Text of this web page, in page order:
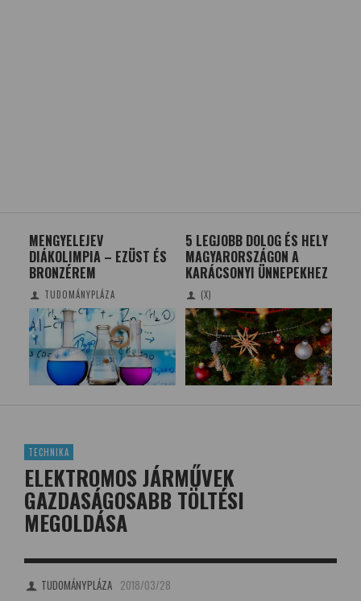
MENGYELEJEV
DIÁKOLIMPIA – EZÜST ÉS
BRONZÉREM
TUDOMÁNYPLÁZA
5 LEGJOBB DOLOG ÉS HELY
MAGYARORSZÁGON A
KARÁCSONYI ÜNNEPEKHEZ
(X)
TECHNIKA
ELEKTROMOS JÁRMŰVEK
GAZDASÁGOSABB TÖLTÉSI
MEGOLDÁSA
TUDOMÁNYPLÁZA 2018/03/28